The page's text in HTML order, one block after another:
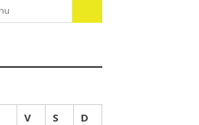
for:
V S
D